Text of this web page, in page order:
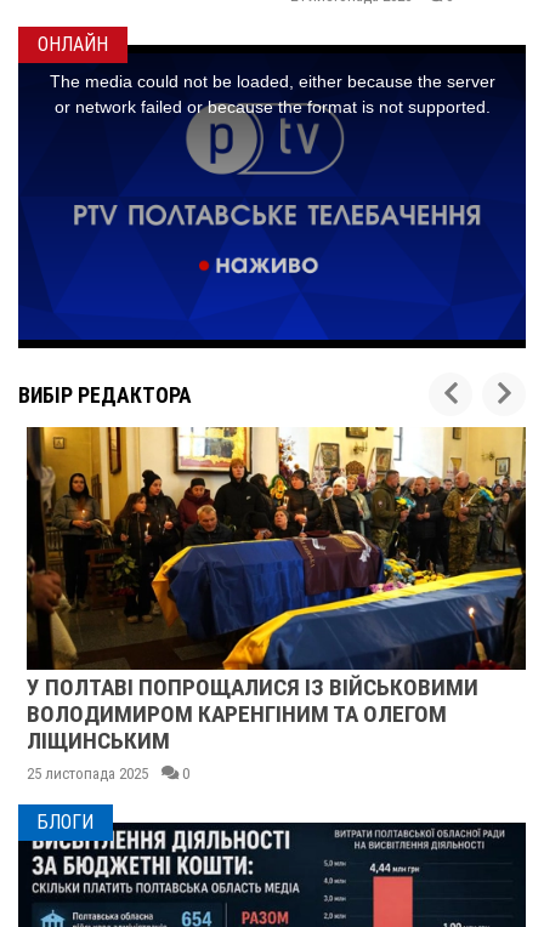
ОНЛАЙН
ВИБІР РЕДАКТОРА
У ПОЛТАВІ ПОПРОЩАЛИСЯ ІЗ ВІЙСЬКОВИМИ
ВОЛОДИМИРОМ КАРЕНГІНИМ ТА ОЛЕГОМ
ЛІЩИНСЬКИМ
25 листопада 2025 0
БЛОГИ